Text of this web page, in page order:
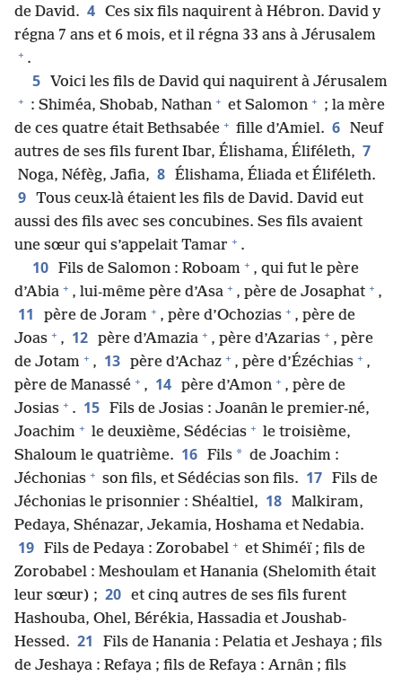
de David. 4 Ces six fils naquirent à Hébron. David y
régna 7 ans et 6 mois, et il régna 33 ans à Jérusalem
+ .
5 Voici les fils de David qui naquirent à Jérusalem
+ : Shiméa, Shobab, Nathan + et Salomon + ; la mère
de ces quatre était Bethsabée + fille d’Amiel. 6 Neuf
autres de ses fils furent Ibar, Élishama, Éliféleth, 7
Noga, Néfèg, Jafia, 8 Élishama, Éliada et Éliféleth.
9 Tous ceux-là étaient les fils de David. David eut
aussi des fils avec ses concubines. Ses fils avaient
une sœur qui s’appelait Tamar + .
10 Fils de Salomon : Roboam + , qui fut le père
d’Abia + , lui-​même père d’Asa + , père de Josaphat + ,
11 père de Joram + , père d’Ochozias + , père de
Joas + , 12 père d’Amazia + , père d’Azarias + , père
de Jotam + , 13 père d’Achaz + , père d’Ézéchias + ,
père de Manassé + , 14 père d’Amon + , père de
Josias + . 15 Fils de Josias : Joanân le premier-né,
Joachim + le deuxième, Sédécias + le troisième,
Shaloum le quatrième. 16 Fils * de Joachim :
Jéchonias + son fils, et Sédécias son fils. 17 Fils de
Jéchonias le prisonnier : Shéaltiel, 18 Malkiram,
Pedaya, Shénazar, Jekamia, Hoshama et Nedabia.
19 Fils de Pedaya : Zorobabel + et Shiméï ; fils de
Zorobabel : Meshoulam et Hanania (Shelomith était
leur sœur) ; 20 et cinq autres de ses fils furent
Hashouba, Ohel, Bérékia, Hassadia et Joushab-
Hessed. 21
Fils de Hanania : Pelatia et Jeshaya ; fils
de Jeshaya : Refaya ; fils de Refaya : Arnân ; fils